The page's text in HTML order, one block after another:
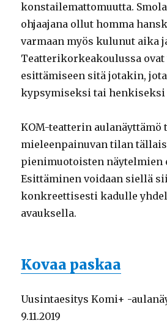
konstailemattomuutta.
ohjaajana ollut homma
varmaan myös kulunut aika
Teatterikorkeakoulussa ovat
esittämiseen sitä jotakin,
kypsymiseksi tai henkiseksi
KOM-teatterin aulanäyttämö
mieleenpainuvan tilan
pienimuotoisten näytelmien
Esittäminen voidaan siellä
konkreettisesti kadulle
avauksella.
Kovaa paskaa
Uusintaesitys Komi+ -
9.11.2019